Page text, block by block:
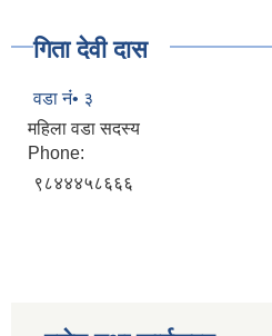
गिता देवी दास
वडा नंं• ३
महिला वडा सदस्य
Phone:
९८४४४५८६६६